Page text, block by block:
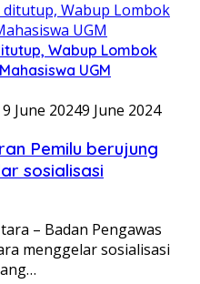
Wabup Lombok
UGM
9 June 20249 June 2024
Pemilu berujung
sosialisasi
– Badan Pengawas
menggelar sosialisasi